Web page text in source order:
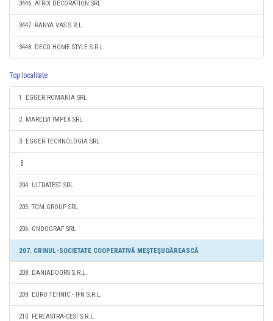
3446. ATRIX DECORATION SRL
3447. RANYA VAS S.R.L.
3448. DECO HOME STYLE S.R.L.
Top localitate
1. EGGER ROMANIA SRL
2. MARELVI IMPEX SRL
3. EGGER TECHNOLOGIA SRL
204. ULTRATEST SRL
205. TOM GROUP SRL
206. ONDOGRAF SRL
207. CRINUL-SOCIETATE COOPERATIVĂ MEŞTEŞUGĂREASCĂ
208. DANIADOORS S.R.L.
209. EURO TEHNIC - IFN S.R.L.
210. FEREASTRA-CESI S.R.L.